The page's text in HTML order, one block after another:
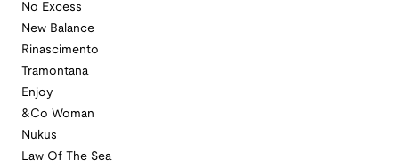
No Excess
New Balance
Rinascimento
Tramontana
Enjoy
&Co Woman
Nukus
Law Of The Sea